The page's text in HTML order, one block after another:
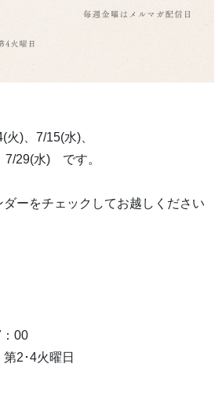
)、7/15(水)、
7/29(水) です。
ーをチェックしてお越しください
00
2･4火曜日